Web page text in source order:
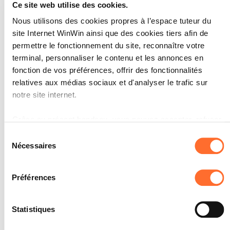
Ce site web utilise des cookies.
Nous utilisons des cookies propres à l’espace tuteur du
site Internet WinWin ainsi que des cookies tiers afin de
permettre le fonctionnement du site, reconnaître votre
terminal, personnaliser le contenu et les annonces en
fonction de vos préférences, offrir des fonctionnalités
relatives aux médias sociaux et d'analyser le trafic sur
notre site internet.
l’exception des cookies strictement nécessaires au
fonctionnement du site. Une description des différents
cookies est accessible sous l’onglet « Détails » ci-dessus.
fonctionnalités (ex : lecture de vidéos, partage sur les
réseaux sociaux, sauvegarde des préférences de lecture
Nécessaires
Préférences
Statistiques
L'apprenti est capable d'établir
des plans détaillés de voies de
circulation et/ou
d'infrastructures et
d'installations à l'extérieur de
manière compétente.
Note maximale: 6